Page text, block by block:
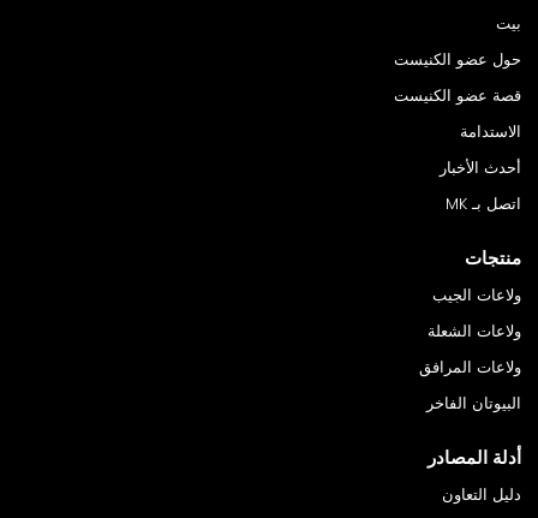
بيت
حول عضو الكنيست
قصة عضو الكنيست
الاستدامة
أحدث الأخبار
اتصل بـ MK
منتجات
ولاعات الجيب
ولاعات الشعلة
ولاعات المرافق
البيوتان الفاخر
أدلة المصادر
دليل التعاون